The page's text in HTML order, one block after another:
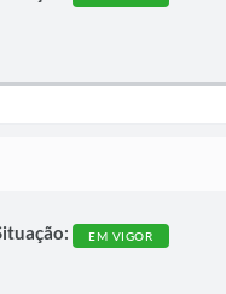
EM VIGOR